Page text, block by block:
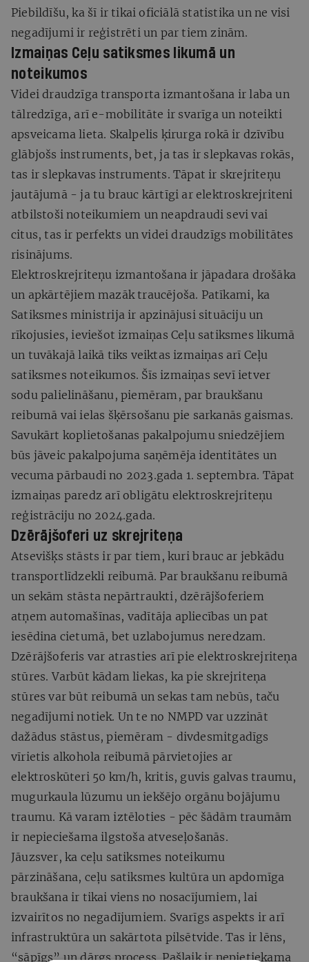
Piebildīšu, ka šī ir tikai oficiālā statistika un ne visi
negadījumi ir reģistrēti un par tiem zinām.
Izmaiņas Ceļu satiksmes likumā un
noteikumos
Videi draudzīga transporta izmantošana ir laba un
tālredzīga, arī e-mobilitāte ir svarīga un noteikti
apsveicama lieta. Skalpelis ķirurga rokā ir dzīvību
glābjošs instruments, bet, ja tas ir slepkavas rokās,
tas ir slepkavas instruments. Tāpat ir skrejriteņu
jautājumā - ja tu brauc kārtīgi ar elektroskrejriteni
atbilstoši noteikumiem un neapdraudi sevi vai
citus, tas ir perfekts un videi draudzīgs mobilitātes
risinājums.
Elektroskrejriteņu izmantošana ir jāpadara drošāka
un apkārtējiem mazāk traucējoša. Patīkami, ka
Satiksmes ministrija ir apzinājusi situāciju un
rīkojusies, ieviešot izmaiņas Ceļu satiksmes likumā
un tuvākajā laikā tiks veiktas izmaiņas arī Ceļu
satiksmes noteikumos. Šīs izmaiņas sevī ietver
sodu palielināšanu, piemēram, par braukšanu
reibumā vai ielas šķērsošanu pie sarkanās gaismas.
Savukārt koplietošanas pakalpojumu sniedzējiem
būs jāveic pakalpojuma saņēmēja identitātes un
vecuma pārbaudi no 2023.gada 1. septembra. Tāpat
izmaiņas paredz arī obligātu elektroskrejriteņu
reģistrāciju no 2024.gada.
Dzērājšoferi uz skrejriteņa
Atsevišķs stāsts ir par tiem, kuri brauc ar jebkādu
transportlīdzekli reibumā. Par braukšanu reibumā
un sekām stāsta nepārtraukti, dzērājšoferiem
atņem automašīnas, vadītāja apliecības un pat
iesēdina cietumā, bet uzlabojumus neredzam.
Dzērājšoferis var atrasties arī pie elektroskrejriteņa
stūres. Varbūt kādam liekas, ka pie skrejriteņa
stūres var būt reibumā un sekas tam nebūs, taču
negadījumi notiek. Un te no NMPD var uzzināt
dažādus stāstus, piemēram - divdesmitgadīgs
vīrietis alkohola reibumā pārvietojies ar
elektroskūteri 50 km/h, kritis, guvis galvas traumu,
mugurkaula lūzumu un iekšējo orgānu bojājumu
traumu. Kā varam iztēloties - pēc šādām traumām
ir nepieciešama ilgstoša atveseļošanās.
Jāuzsver, ka ceļu satiksmes noteikumu
pārzināšana, ceļu satiksmes kultūra un apdomīga
braukšana ir tikai viens no nosacījumiem, lai
izvairītos no negadījumiem. Svarīgs aspekts ir arī
infrastruktūra un sakārtota pilsētvide. Tas ir lēns,
“sāpīgs” un dārgs process. Pašlaik ir nepietiekama